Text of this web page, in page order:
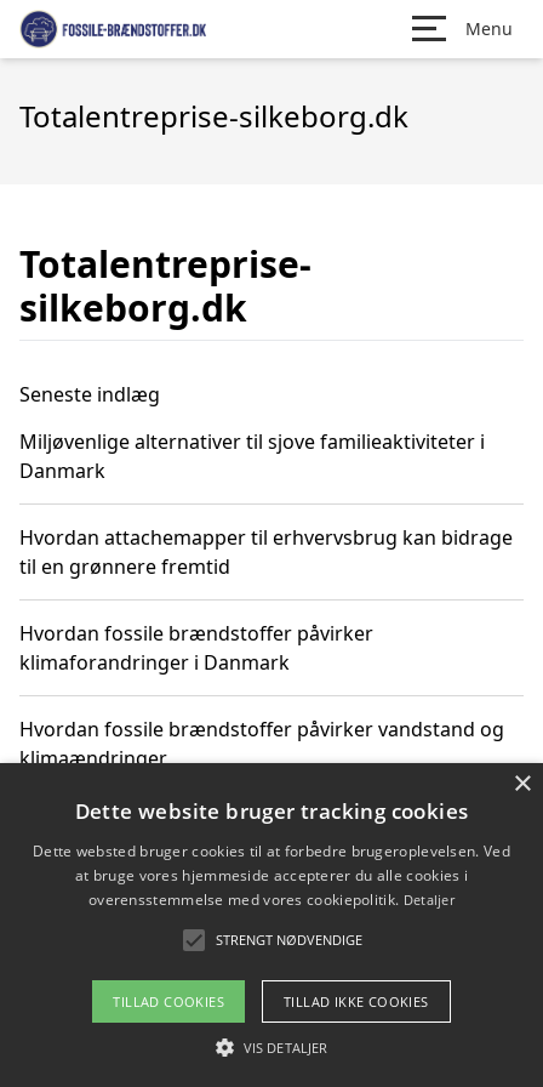
Menu
Totalentreprise-silkeborg.dk
Totalentreprise-
silkeborg.dk
Seneste indlæg
Miljøvenlige alternativer til sjove familieaktiviteter i
Danmark
Hvordan attachemapper til erhvervsbrug kan bidrage
til en grønnere fremtid
Hvordan fossile brændstoffer påvirker
klimaforandringer i Danmark
Hvordan fossile brændstoffer påvirker vandstand og
klimaændringer
Hvordan citater om fossile brændstoffer kan ændre
vores perspektiv
Om / kontakt
Blog Betingelser
×
Dette website bruger tracking cookies
Dette websted bruger cookies til at forbedre brugeroplevelsen. Ved
at bruge vores hjemmeside accepterer du alle cookies i
overensstemmelse med vores cookiepolitik. Detaljer
STRENGT NØDVENDIGE
TILLAD COOKIES TILLAD IKKE COOKIES
VIS DETALJER